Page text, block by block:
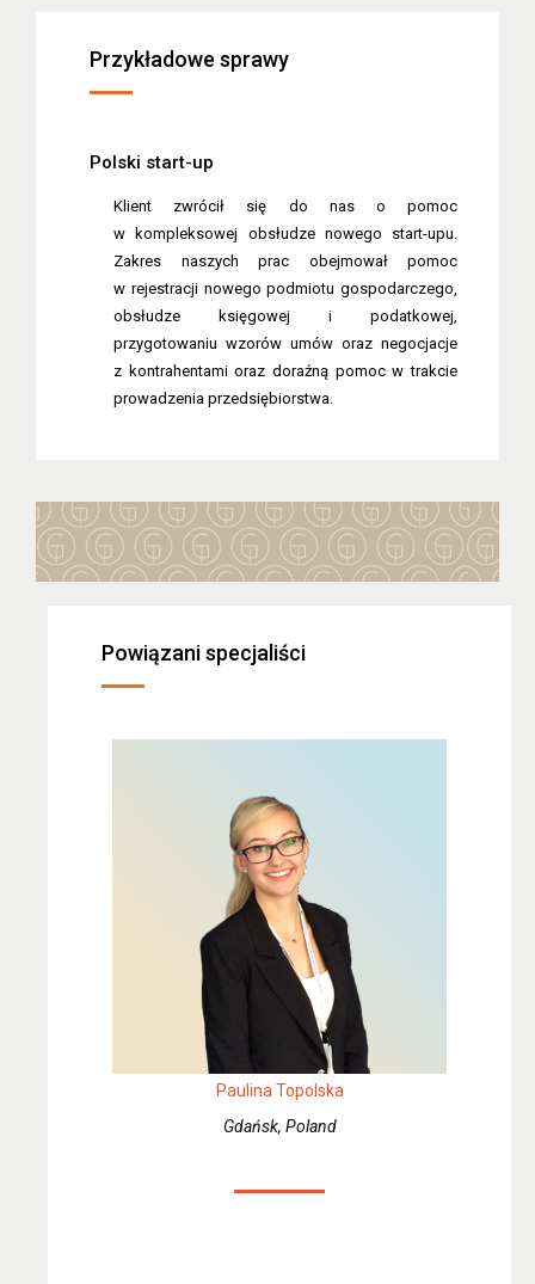
Przykładowe sprawy
Polski start-up
Klient zwrócił się do nas o pomoc
w kompleksowej obsłudze nowego start-upu.
Zakres naszych prac obejmował pomoc
w rejestracji nowego podmiotu gospodarczego,
obsłudze księgowej i podatkowej,
przygotowaniu wzorów umów oraz negocjacje
z kontrahentami oraz doraźną pomoc w trakcie
prowadzenia przedsiębiorstwa.
Powiązani specjaliści
Paulina Topolska
Gdańsk, Poland